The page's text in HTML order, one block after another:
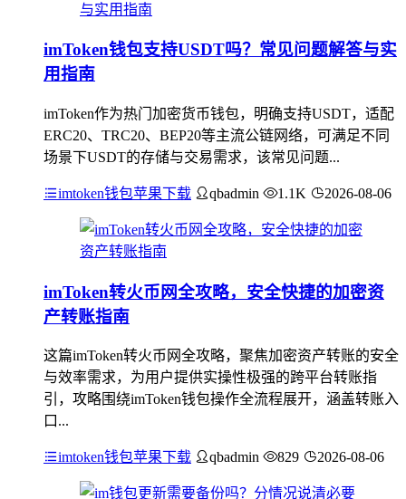
imToken钱包支持USDT吗？常见问题解答与实
用指南
imToken作为热门加密货币钱包，明确支持USDT，适配
ERC20、TRC20、BEP20等主流公链网络，可满足不同
场景下USDT的存储与交易需求，该常见问题...
imtoken钱包苹果下载 qbadmin 1.1K 2026-08-06
imToken转火币网全攻略，安全快捷的加密资
产转账指南
这篇imToken转火币网全攻略，聚焦加密资产转账的安全
与效率需求，为用户提供实操性极强的跨平台转账指
引，攻略围绕imToken钱包操作全流程展开，涵盖转账入
口...
imtoken钱包苹果下载 qbadmin 829 2026-08-06